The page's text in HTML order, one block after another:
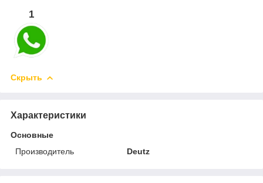
1
Скрыть
Характеристики
Основные
Производитель
Deutz